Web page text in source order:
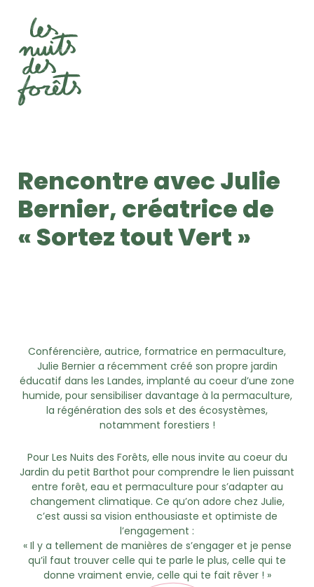
Rencontre avec Julie
Bernier, créatrice de
« Sortez tout Vert »
Conférencière, autrice, formatrice en permaculture,
Julie Bernier a récemment créé son propre jardin
éducatif dans les Landes, implanté au coeur d’une zone
humide, pour sensibiliser davantage à la permaculture,
la régénération des sols et des écosystèmes,
notamment forestiers !
Pour Les Nuits des Forêts, elle nous invite au coeur du
Jardin du petit Barthot pour comprendre le lien puissant
entre forêt, eau et permaculture pour s’adapter au
changement climatique. Ce qu’on adore chez Julie,
c’est aussi sa vision enthousiaste et optimiste de
l’engagement :
« Il y a tellement de manières de s’engager et je pense
qu’il faut trouver celle qui te parle le plus, celle qui te
donne vraiment envie, celle qui te fait rêver ! »